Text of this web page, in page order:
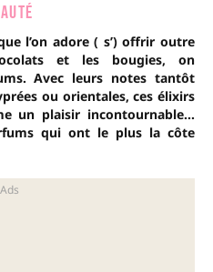
l’on adore ( s’) offrir outre
et les bougies, on
Avec leurs notes tantôt
ou orientales, ces élixirs
un plaisir incontournable…
qui ont le plus la côte